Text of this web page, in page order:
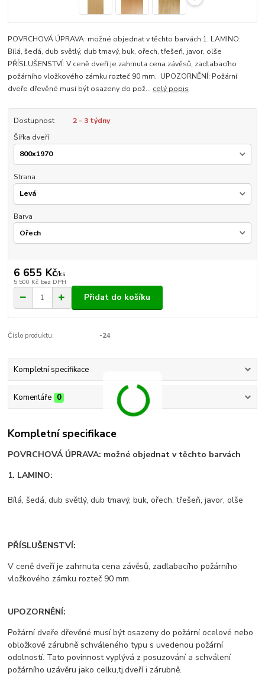
POVRCHOVÁ ÚPRAVA: možné objednat v těchto barvách 1. LAMINO:
Bílá, šedá, dub světlý, dub tmavý, buk, ořech, třešeň, javor, olše
PŘÍSLUŠENSTVÍ: V ceně dveří je zahrnuta cena závěsů, zadlabacího
požárního vložkového zámku rozteč 90 mm. UPOZORNĚNÍ: Požární
dveře dřevěné musí být osazeny do pož... celý popis
Dostupnost
2 - 3 týdny
Šířka dveří
Strana
Barva
6 655 Kč/ks
5 500 Kč bez DPH
Přidat do košíku
Číslo produktu: -24
Kompletní specifikace
Komentáře 0
Kompletní specifikace
POVRCHOVÁ ÚPRAVA: možné objednat v těchto barvách
1. LAMINO:
Bílá, šedá, dub světlý, dub tmavý, buk, ořech, třešeň, javor, olše
PŘÍSLUŠENSTVÍ:
V ceně dveří je zahrnuta cena závěsů, zadlabacího požárního
vložkového zámku rozteč 90 mm.
UPOZORNĚNÍ:
Požární dveře dřevěné musí být osazeny do požární ocelové nebo
obložkové zárubně schváleného typu s uvedenou požární
odolností. Tato povinnost vyplývá z posuzování a schválení
požárního uzávěru jako celku,tj.dveří i zárubně.